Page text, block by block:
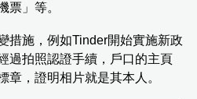
票」等。
措施，例如Tinder開始實施新政
過拍照認證手續，戶口的主頁
章，證明相片就是其本人。